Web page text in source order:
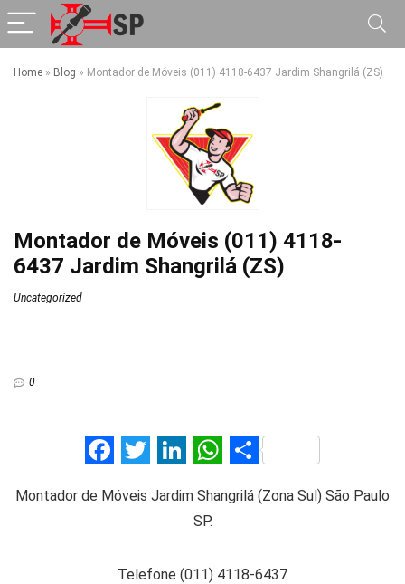
Home » Blog » Montador de Móveis (011) 4118-6437 Jardim Shangrilá (ZS)
Montador de Móveis (011) 4118-
6437 Jardim Shangrilá (ZS)
Uncategorized
0
F
ce
o
T
tt
Li
ke
dI
n
W
at
A
ar
Montador de Móveis Jardim Shangrilá (Zona Sul) São Paulo
SP.
Telefone (011) 4118-6437